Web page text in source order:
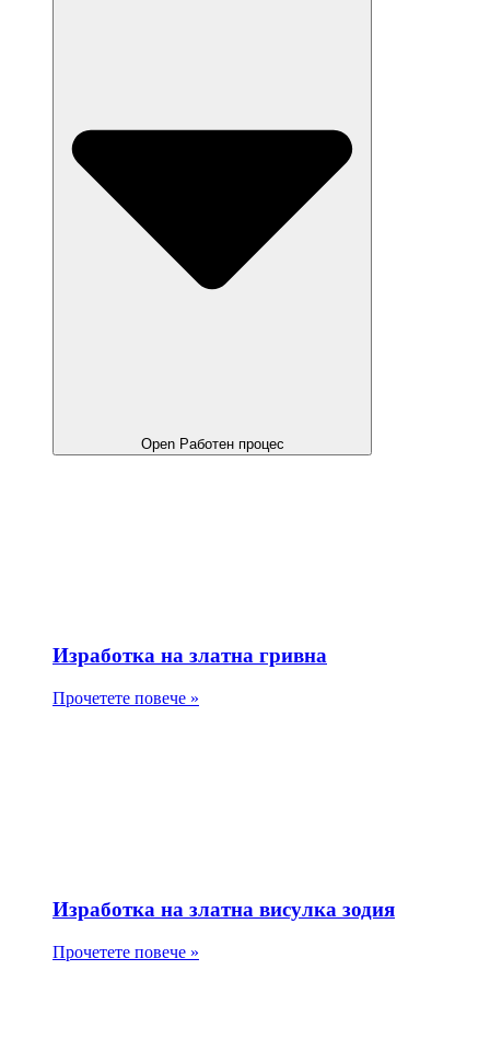
Open Работен процес
Изработка на златна гривна
Прочетете повече »
Изработка на златна висулка зодия
Прочетете повече »